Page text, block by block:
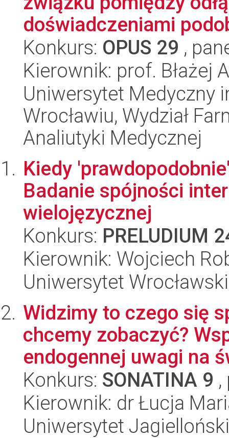
doświadczeniami
Konkurs: OPUS 29 ,
Kierownik: prof. Błażej
Uniwersytet Medyczny
Wrocławiu, Wydział
Analiutyki Medycznej
Kiedy
Badanie spójności
wielojęzycznej
Konkurs: PRELUDIUM
Kierownik: Wojciech
Uniwersytet Wrocławski
Widzimy to czego się
chcemy zobaczyć?
endogennej uwagi na
Konkurs: SONATINA 9
Kierownik: dr Łucja
Uniwersytet Jagielloński